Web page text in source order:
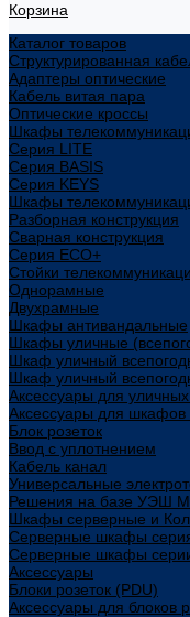
Корзина
Каталог товаров
Структурированная
Адаптеры оптические
Кабель витая пара
Оптические кроссы
Шкафы
Cерия LITE
Cерия BASIS
Cерия KEYS
Шкафы
Разборная конструкция
Сварная конструкция
Серия ECO+
Стойки
Однорамные
Двухрамные
Шкафы антивандальные
Шкафы уличные
Шкаф уличный
Шкаф уличный
Аксессуары для
Аксессуары для шкафов
Блок розеток
Ввод с уплотнением
Кабель канал
Универсальные
Решения на базе УЭШ
Шкафы серверные и
Серверные шкафы
Серверные шкафы
Аксессуары
Блоки розеток (PDU)
Аксессуары для блоков